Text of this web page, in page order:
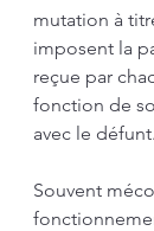
mutation à
imposent la
reçue par
fonction de
avec le défunt.
Souvent